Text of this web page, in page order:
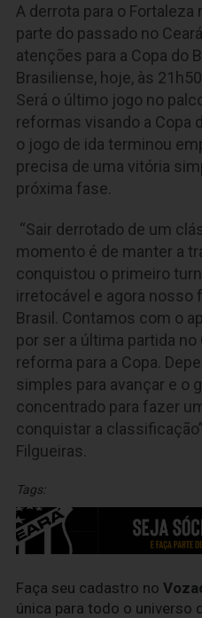
A derrota para o
parte do passado no
atenções para a Copa do
Brasiliense, hoje, às
Será o último jogo no
reformas visando a Copa
o jogo de ida terminou
precisa de uma vitória
próxima fase.
“Sair derrotado de um
momento é de manter a
conquistou o primeiro
irretocável e agora nosso
Brasil. Contamos com o
por ser a última partida
reforma para a Copa.
simples para avançar e o
concentrado para fazer
conquistar a
Filgueiras.
Tags:
Faça seu cadastro no
única para todo o universo